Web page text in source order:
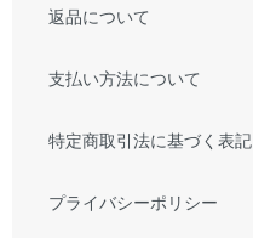
返品について
支払い方法について
特定商取引法に基づく表記
プライバシーポリシー